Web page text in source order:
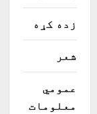
زده کړه
شعر
عمومي
معلومات